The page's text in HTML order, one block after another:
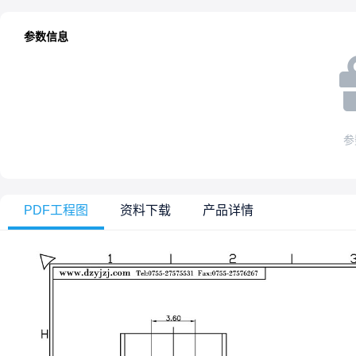
参数信息
PDF工程图 资料下载 产品详情